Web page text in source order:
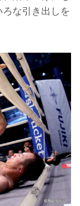
な引き出しを